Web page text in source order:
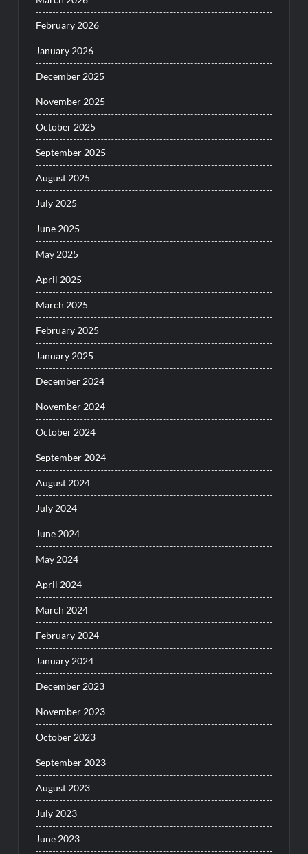
February 2026
January 2026
December 2025
November 2025
October 2025
September 2025
August 2025
July 2025
June 2025
May 2025
April 2025
March 2025
February 2025
January 2025
December 2024
November 2024
October 2024
September 2024
August 2024
July 2024
June 2024
May 2024
April 2024
March 2024
February 2024
January 2024
December 2023
November 2023
October 2023
September 2023
August 2023
July 2023
June 2023